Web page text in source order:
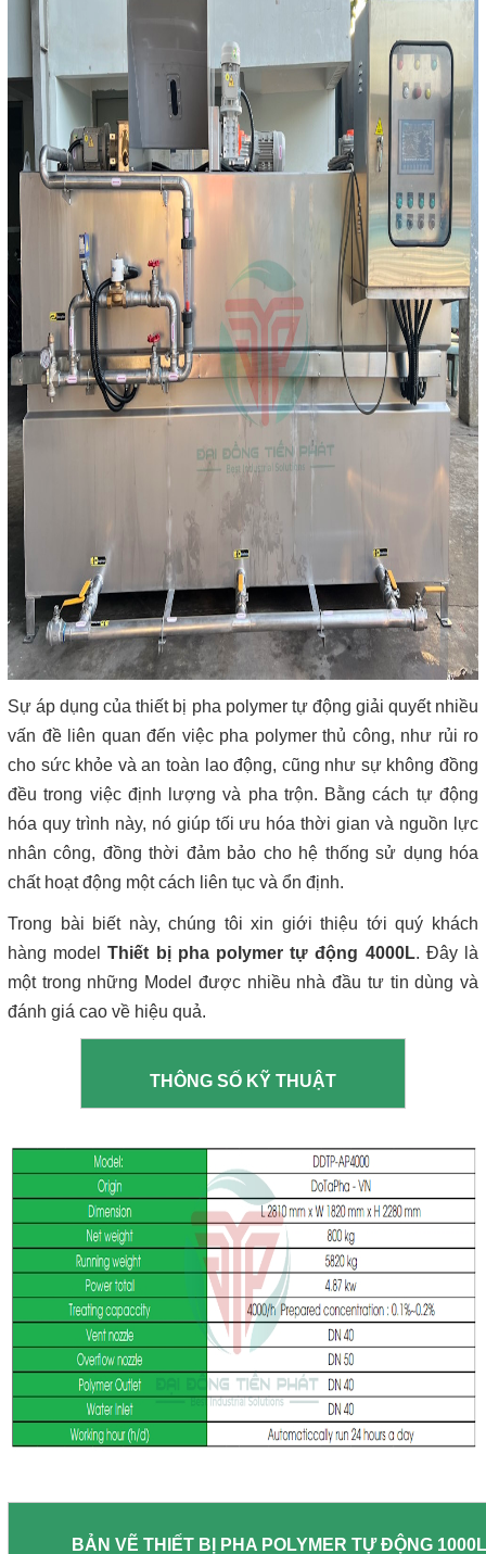
Sự áp dụng của thiết bị pha polymer tự động giải quyết nhiều
vấn đề liên quan đến việc pha polymer thủ công, như rủi ro
cho sức khỏe và an toàn lao động, cũng như sự không đồng
đều trong việc định lượng và pha trộn. Bằng cách tự động
hóa quy trình này, nó giúp tối ưu hóa thời gian và nguồn lực
nhân công, đồng thời đảm bảo cho hệ thống sử dụng hóa
chất hoạt động một cách liên tục và ổn định.
Trong bài biết này, chúng tôi xin giới thiệu tới quý khách
hàng modelThiết bị pha polymer tự động 4000L. Đây là
một trong những Model được nhiều nhà đầu tư tin dùng và
đánh giá cao về hiệu quả.
THÔNG SỐ KỸ THUẬT
BẢN VẼ THIẾT BỊ PHA POLYMER TỰ ĐỘNG 1000L